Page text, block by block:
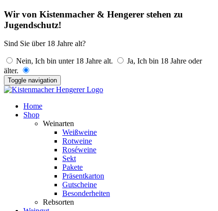
Wir von Kistenmacher & Hengerer stehen zu
Jugendschutz!
Sind Sie über 18 Jahre alt?
Nein, Ich bin unter 18 Jahre alt.
Ja, Ich bin 18 Jahre oder
älter.
Toggle navigation
Home
Shop
Weinarten
Weißweine
Rotweine
Roséweine
Sekt
Pakete
Präsentkarton
Gutscheine
Besonderheiten
Rebsorten